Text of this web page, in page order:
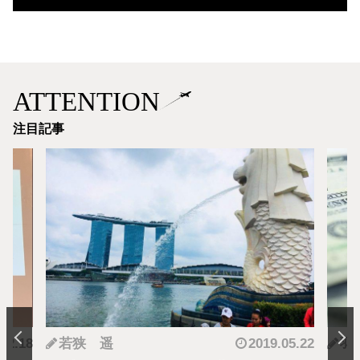
ATTENTION
注目記事
若狭 遥 2019.05.22 羽